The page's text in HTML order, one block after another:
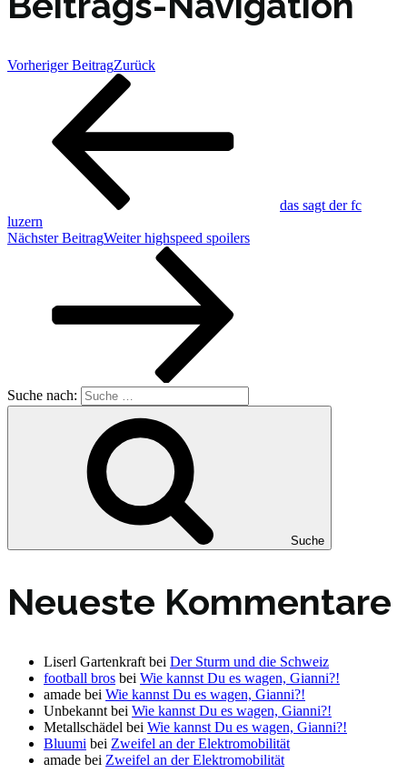
Vorheriger BeitragZurück
das sagt der fc
luzern
Nächster BeitragWeiter highspeed spoilers
Suche nach:
Suche
Neueste Kommentare
Liserl Gartenkraft bei Der Sturm und die Schweiz
football bros bei Wie kannst Du es wagen, Gianni?!
amade bei Wie kannst Du es wagen, Gianni?!
Unbekannt bei Wie kannst Du es wagen, Gianni?!
Metallschädel bei Wie kannst Du es wagen, Gianni?!
Bluumi bei Zweifel an der Elektromobilität
amade bei Zweifel an der Elektromobilität